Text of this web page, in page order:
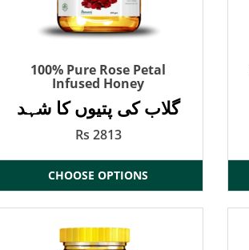
100% Pure Rose Petal
Infused Honey
گلاب کی پتیوں کا شہد
Rs 2813
CHOOSE OPTIONS